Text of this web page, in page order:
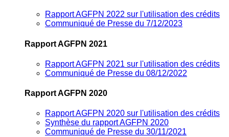
Rapport AGFPN 2022 sur l'utilisation des crédits
Communiqué de Presse du 7/12/2023
Rapport AGFPN 2021
Rapport AGFPN 2021 sur l'utilisation des crédits
Communiqué de Presse du 08/12/2022
Rapport AGFPN 2020
Rapport AGFPN 2020 sur l'utilisation des crédits
Synthèse du rapport AGFPN 2020
Communiqué de Presse du 30/11/2021